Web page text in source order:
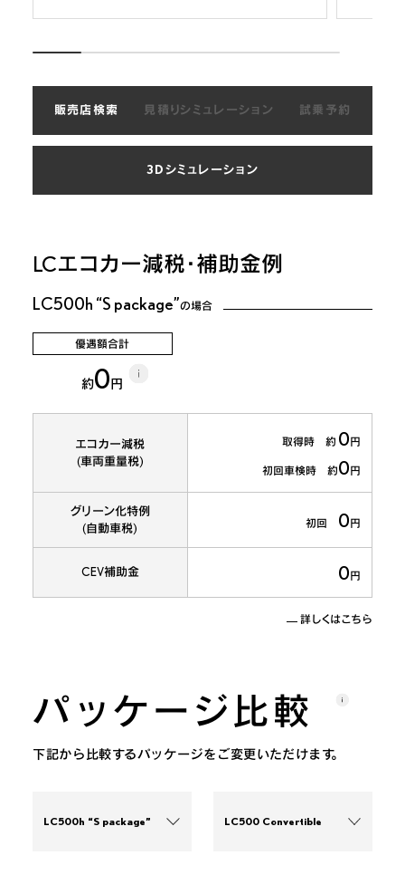
販売店検索 見積りシミュレーション 試乗予約
3Dシミュレーション
LCエコカー減税・補助金例
LC500h “S package”の場合
優遇額合計
約0円 i
エコカー減税
(車両重量税)
取得時 約 0円
初回車検時 約0円
グリーン化特例
(自動車税)
初回 0円
CEV補助金 0円
詳しくはこちら
パッケージ比較
下記から比較するパッケージをご変更いただけます。
LC500h “S package” LC500 Convertible